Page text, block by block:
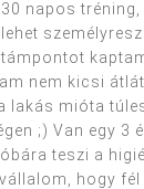
napos tréning,
nem kicsi
lakás mióta
;) Van egy 3
teszi a
hogy